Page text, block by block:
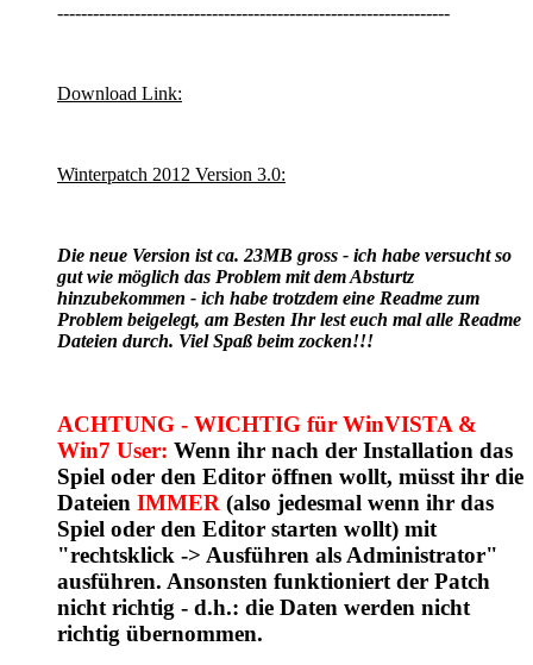
------------------------------------------------------------------
Download Link:
Winterpatch 2012 Version 3.0:
Die neue Version ist ca. 23MB gross - ich habe versucht so
gut wie möglich das Problem mit dem Absturtz
hinzubekommen - ich habe trotzdem eine Readme zum
Problem beigelegt, am Besten Ihr lest euch mal alle Readme
Dateien durch. Viel Spaß beim zocken!!!
ACHTUNG - WICHTIG für WinVISTA &
Win7 User: Wenn ihr nach der Installation das
Spiel oder den Editor öffnen wollt, müsst ihr die
Dateien IMMER (also jedesmal wenn ihr das
Spiel oder den Editor starten wollt) mit
"rechtsklick -> Ausführen als Administrator"
ausführen. Ansonsten funktioniert der Patch
nicht richtig - d.h.: die Daten werden nicht
richtig übernommen.